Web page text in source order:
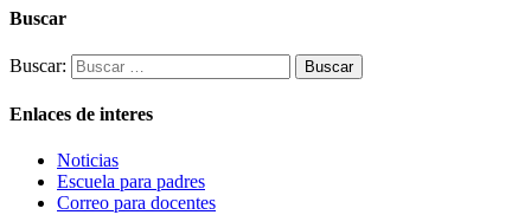
Buscar
Buscar:
Enlaces de interes
Noticias
Escuela para padres
Correo para docentes